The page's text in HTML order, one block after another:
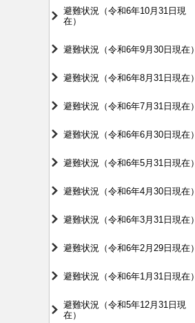
避難状況（令和6年10月31日現
在）
避難状況（令和6年9月30日現在）
避難状況（令和6年8月31日現在）
避難状況（令和6年7月31日現在）
避難状況（令和6年6月30日現在）
避難状況（令和6年5月31日現在）
避難状況（令和6年4月30日現在）
避難状況（令和6年3月31日現在）
避難状況（令和6年2月29日現在）
避難状況（令和6年1月31日現在）
避難状況（令和5年12月31日現
在）